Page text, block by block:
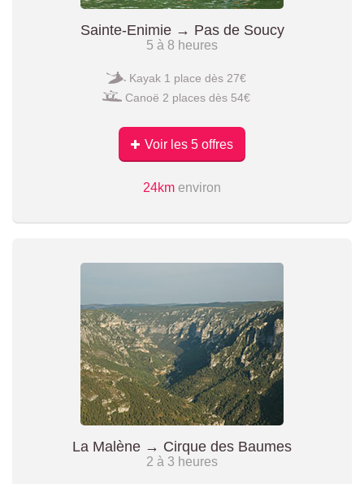
Sainte-Enimie → Pas de Soucy
5 à 8 heures
Kayak 1 place dès 27€
Canoë 2 places dès 54€
Voir les 5 offres
24km environ
La Malène → Cirque des Baumes
2 à 3 heures